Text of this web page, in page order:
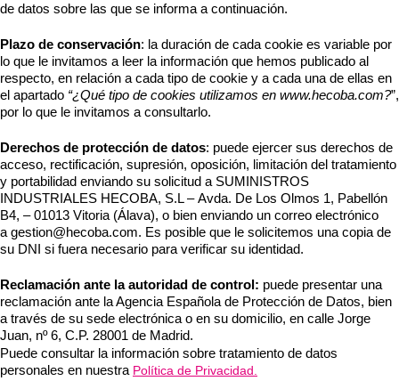
de datos sobre las que se informa a continuación.
Plazo de conservación: la duración de cada cookie es variable por
lo que le invitamos a leer la información que hemos publicado al
respecto, en relación a cada tipo de cookie y a cada una de ellas en
el apartado “¿Qué tipo de cookies utilizamos en www.hecoba.com?”,
por lo que le invitamos a consultarlo.
Derechos de protección de datos: puede ejercer sus derechos de
acceso, rectificación, supresión, oposición, limitación del tratamiento
y portabilidad enviando su solicitud a SUMINISTROS
INDUSTRIALES HECOBA, S.L –Avda. De Los Olmos 1, Pabellón
B4, – 01013 Vitoria (Álava), o bien enviando un correo electrónico
a gestion@hecoba.com. Es posible que le solicitemos una copia de
su DNI si fuera necesario para verificar su identidad.
Reclamación ante la autoridad de control: puede presentar una
reclamación ante la Agencia Española de Protección de Datos, bien
a través de su sede electrónica o en su domicilio, en calle Jorge
Juan, nº 6, C.P. 28001 de Madrid.
Puede consultar la información sobre tratamiento de datos
personales en nuestra Política de Privacidad.